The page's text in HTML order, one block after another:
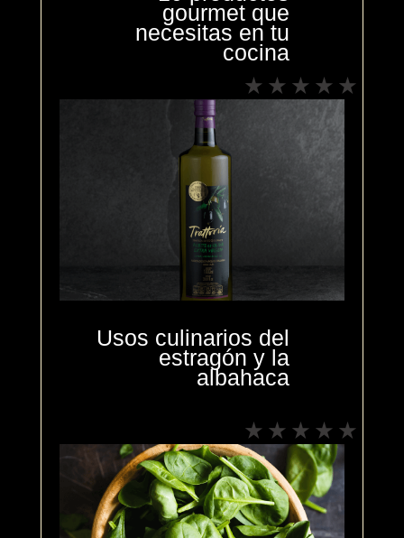
gourmet que
necesitas en tu
cocina
Usos culinarios del
estragón y la
albahaca